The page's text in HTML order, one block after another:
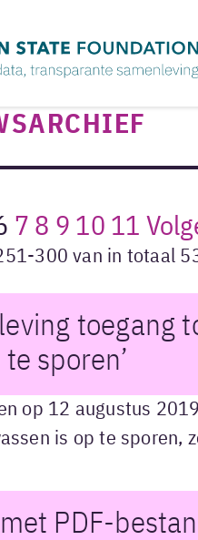
7 8 9 10 11
300 van in totaal
toegang
sporen’
op 12 augustus
is op te sporen,
PDF-